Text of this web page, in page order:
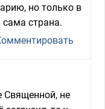
но только в
страна.
Священной, не